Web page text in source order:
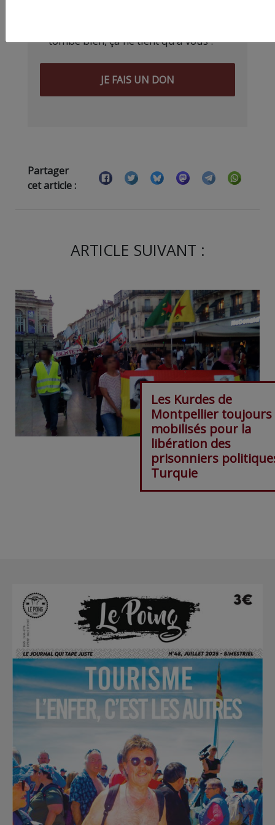
tombe bien, ça ne tient qu’à vous :
JE FAIS UN DON
Partager
cet article :
ARTICLE SUIVANT :
Les Kurdes de
Montpellier toujours
mobilisés pour la
libération des
prisonniers
Turquie